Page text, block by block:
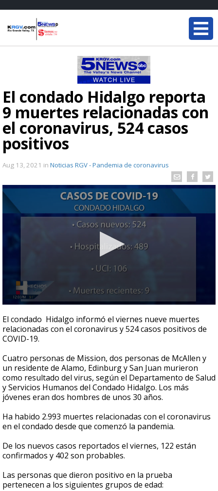
El condado Hidalgo reporta
9 muertes relacionadas con
el coronavirus, 524 casos
positivos
Aug 13, 2021 in Noticias RGV - Pandemia de coronavirus
seconds
of
39
seconds
El condado Hidalgo informó el viernes nueve muertes
relacionadas con el coronavirus y 524 casos positivos de
COVID-19.
Cuatro personas de Mission, dos personas de McAllen y
un residente de Alamo, Edinburg y San Juan murieron
como resultado del virus, según el Departamento de Salud
y Servicios Humanos del Condado Hidalgo. Los más
jóvenes eran dos hombres de unos 30 años.
Ha habido 2.993 muertes relacionadas con el coronavirus
en el condado desde que comenzó la pandemia.
De los nuevos casos reportados el viernes, 122 están
confirmados y 402 son probables.
Las personas que dieron positivo en la prueba
pertenecen a los siguientes grupos de edad: